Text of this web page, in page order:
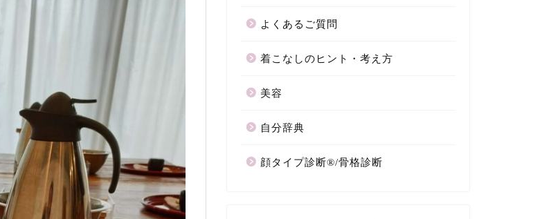
よくあるご質問
着こなしのヒント・考え方
美容
自分辞典
顔タイプ診断®/骨格診断